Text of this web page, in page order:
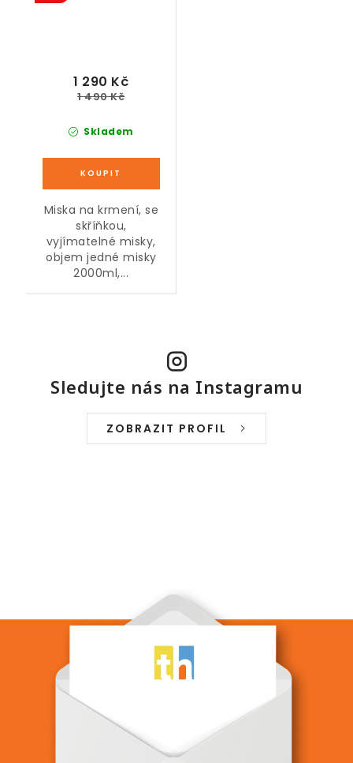
Skladem
1 290 Kč
1 490 Kč
Miska na krmení, se
skříňkou,
vyjímatelné misky,
objem jedné misky
2000ml,...
Sledujte nás na Instagramu
ZOBRAZIT PROFIL